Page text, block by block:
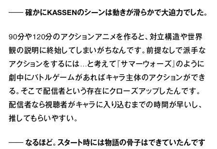
── 確かにKASSENのシーンは動きが滑らかで大迫力でした。
90分や120分のアクションアニメを作ると、対立構造や世界
観の説明に終始してしまいがちなんです。前提なしで派手な
アクションをするには…と考えて『サマーウォーズ』のように
劇中にバトルゲームがあればキャラ主体のアクションができ
る。そこで配信者という存在にクローズアップしたんです。
配信者なら視聴者がキャラに入り込むまでの時間が早いし、
推してもらいやすい。
── なるほど。スタート時には物語の骨子はできていたんです